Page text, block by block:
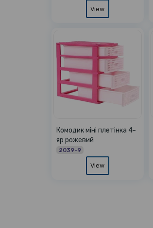
View
Комодик міні плетінка 4-
яр рожевий
2039-9
View